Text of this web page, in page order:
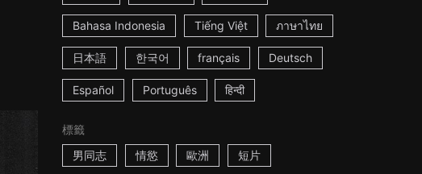
Bahasa Indonesia Tiếng Việt ภาษาไทย
日本語 한국어 français Deutsch
Español Português हिन्दी
標籤
男同志
情慾 歐洲 短片